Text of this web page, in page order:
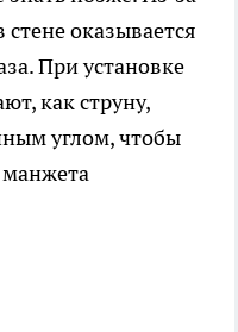
стене оказывается
При установке
как струну,
углом, чтобы
манжета